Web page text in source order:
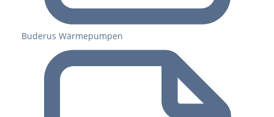
Buderus Wärmepumpen